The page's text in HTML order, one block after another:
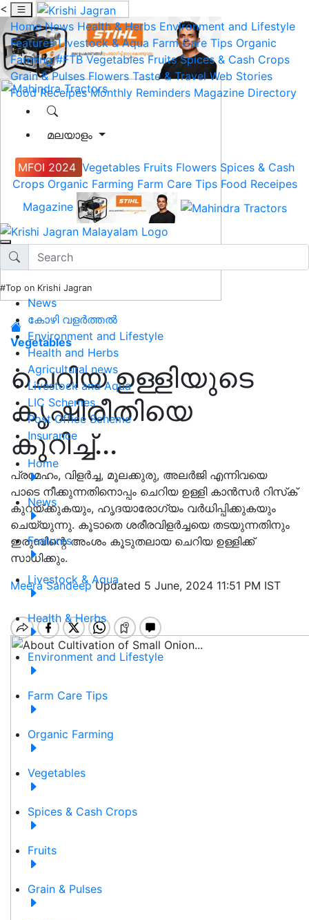
<
Home News Health & Herbs Environment and Lifestyle
Features Livestock & Aqua Farm Care Tips Organic
Farming #FTB Vegetables Fruits Spices & Cash Crops
Grain & Pulses Flowers Taste & Travel Web Stories
Food Receipes Monthly Reminders Magazine Directory
മലയാളം
MFOI 2024 Vegetables Fruits Flowers Spices & Cash
Crops Organic Farming Farm Care Tips Food Receipes
Magazine
#Top on Krishi Jagran
News
കോഴി വളർത്തൽ
Environment and Lifestyle
Health and Herbs
Agricultural news
Livestock and Aqua
LIC Schemes
Post Office Scheme
Insurance
Home
News
Features
Livestock & Aqua
Health & Herbs
Environment and Lifestyle
Farm Care Tips
Organic Farming
Vegetables
Spices & Cash Crops
Fruits
Grain & Pulses
Vegetables
ചെറിയ ഉള്ളിയുടെ
കൃഷിരീതിയെ
കുറിച്ച്...
പ്രമേഹം, വിളര്‍ച്ച, മൂലക്കുരു, അലര്‍ജി എന്നിവയെ
പാടെ നീക്കുന്നതിനൊപ്പം ചെറിയ ഉള്ളി കാന്‍സര്‍ റിസ്‌ക്
കുറയ്‌ക്കുകയും, ഹൃദയാരോഗ്യം വർധിപ്പിക്കുകയും
ചെയ്യുന്നു. കൂടാതെ ശരീരവിളർച്ചയെ തടയുന്നതിനും
ഇരുമ്പിന്റെ അംശം കൂടുതലായ ചെറിയ ഉള്ളിക്ക്
സാധിക്കും.
Meera SandeepUpdated 5 June, 2024 11:51 PM IST